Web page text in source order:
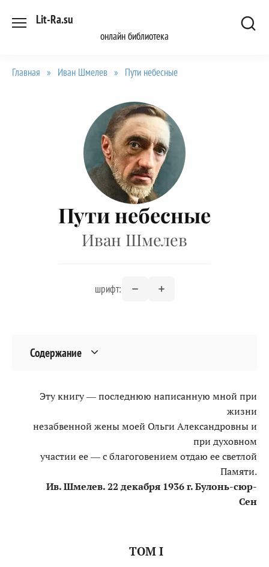
Lit-Ra.su
онлайн библиотека
Главная » Иван Шмелев » Пути небесные
Пути небесные
Иван Шмелев
шрифт:
Содержание
Эту книгу — последнюю написанную мной при
жизни
незабвенной жены моей Ольги Александровны и
при духовном
участии ее — с благоговением отдаю ее светлой
Памяти.
Ив. Шмелев. 22 декабря 1936 г. Булонь-сюр-
Сен
ТОМ I